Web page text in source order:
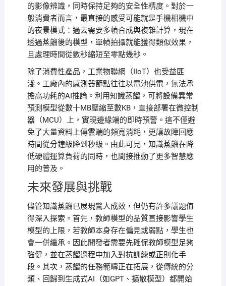
的影像辨識，同時保持足夠的安全性精度。對於一
般消費者而言，最直接的感受可能就是手機相機中
的夜景模式：過去需要多幀合成與複雜計算，現在
透過蒸餾後的模型，單幀拍攝就能獲得類似效果，
且處理時間從數秒縮短至零點幾秒。
除了消費性產品，工業物聯網（IIoT）也受益匪
淺。工廠內的感測器節點往往以電池供電，無法承
擔高功耗的AI推論。利用知識蒸餾，可將設備異常
預測模型從數十MB壓縮至數KB，直接部署在微控制
器（MCU）上，實現邊緣端的即時預警。這不僅避
免了大量資料上傳雲端的頻寬消耗，更讓故障回應
時間從分鐘級降到秒級。由此可見，知識蒸餾在降
低硬體運算負荷的同時，也間接推動了更多智慧應
用的普及。
未來發展與挑戰
儘管知識蒸餾已展現驚人成效，但仍有許多議題值
得深入探索。首先，教師模型的品質直接影響學生
模型的上限，若教師本身存在偏見或弱點，學生也
會一併繼承。因此開發者需要先確保教師模型足夠
強健，並在蒸餾過程中加入對抗訓練或正則化手
段。其次，蒸餾的任務範疇正在拓展，從傳統的分
類、回歸到生成式AI（如GPT、擴散模型）都開始